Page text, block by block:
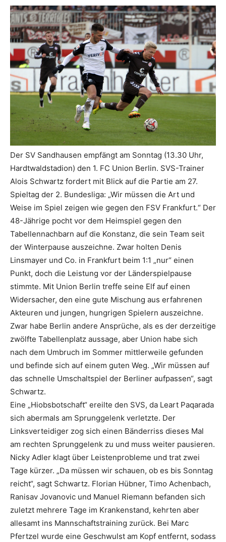
Der SV Sandhausen empfängt am Sonntag (13.30 Uhr,
Hardtwaldstadion) den 1. FC Union Berlin. SVS-Trainer
Alois Schwartz fordert mit Blick auf die Partie am 27.
Spieltag der 2. Bundesliga: „Wir müssen die Art und
Weise im Spiel zeigen wie gegen den FSV Frankfurt.“ Der
48-Jährige pocht vor dem Heimspiel gegen den
Tabellennachbarn auf die Konstanz, die sein Team seit
der Winterpause auszeichne. Zwar holten Denis
Linsmayer und Co. in Frankfurt beim 1:1 „nur“ einen
Punkt, doch die Leistung vor der Länderspielpause
stimmte. Mit Union Berlin treffe seine Elf auf einen
Widersacher, den eine gute Mischung aus erfahrenen
Akteuren und jungen, hungrigen Spielern auszeichne.
Zwar habe Berlin andere Ansprüche, als es der derzeitige
zwölfte Tabellenplatz aussage, aber Union habe sich
nach dem Umbruch im Sommer mittlerweile gefunden
und befinde sich auf einem guten Weg. „Wir müssen auf
das schnelle Umschaltspiel der Berliner aufpassen“, sagt
Schwartz.
Eine „Hiobsbotschaft“ ereilte den SVS, da Leart Paqarada
sich abermals am Sprunggelenk verletzte. Der
Linksverteidiger zog sich einen Bänderriss dieses Mal
am rechten Sprunggelenk zu und muss weiter pausieren.
Nicky Adler klagt über Leistenprobleme und trat zwei
Tage kürzer. „Da müssen wir schauen, ob es bis Sonntag
reicht“, sagt Schwartz. Florian Hübner, Timo Achenbach,
Ranisav Jovanovic und Manuel Riemann befanden sich
zuletzt mehrere Tage im Krankenstand, kehrten aber
allesamt ins Mannschaftstraining zurück. Bei Marc
Pfertzel wurde eine Geschwulst am Kopf entfernt, sodass